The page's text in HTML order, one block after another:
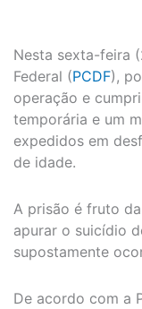
Nesta sexta-feira
Federal (PCDF),
operação e
temporária e um
expedidos em
de idade.
A prisão é fruto
apurar o suicídio
supostamente
De acordo com a